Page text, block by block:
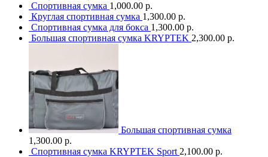
Спортивная сумка 1,000.00 р.
Круглая спортивная сумка 1,300.00 р.
Спортивная сумка для бокса 1,300.00 р.
Большая спортивная сумка KRYPTEK 2,300.00 р.
Большая спортивная сумка
1,300.00 р.
Спортивная сумка KRYPTEK Sport 2,100.00 р.